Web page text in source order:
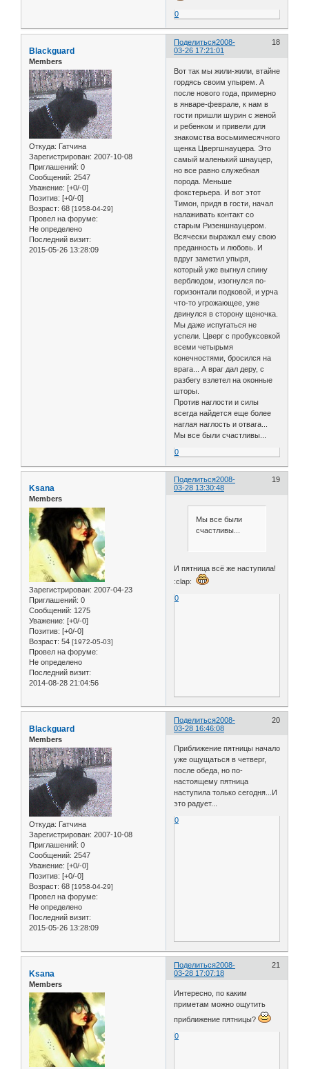
0
Поделиться 18
2008-
03-26 17:21:01
Blackguard
Members
Откуда: Гатчина
Зарегистрирован: 2007-10-08
Приглашений: 0
Сообщений: 2547
Уважение: [+0/-0]
Позитив: [+0/-0]
Возраст: 68 [1958-04-29]
Провел на форуме:
Не определено
Последний визит:
2015-05-26 13:28:09
Вот так мы жили-жили, втайне
гордясь своим упырем. А
после нового года, примерно
в январе-феврале, к нам в
гости пришли шурин с женой
и ребенком и привели для
знакомства восьмимесячного
щенка Цвергшнауцера. Это
самый маленький шнауцер,
но все равно служебная
порода. Меньше
фокстерьера. И вот этот
Тимон, придя в гости, начал
налаживать контакт со
старым Ризеншнауцером.
Всячески выражал ему свою
преданность и любовь. И
вдруг заметил упыря,
который уже выгнул спину
верблюдом, изогнулся по-
горизонтали подковой, и урча
что-то угрожающее, уже
двинулся в сторону щеночка.
Мы даже испугаться не
успели. Цверг с пробуксовкой
всеми четырьмя
конечностями, бросился на
врага... А враг дал деру, с
разбегу взлетел на оконные
шторы.
Против наглости и силы
всегда найдется еще более
наглая наглость и отвага...
Мы все были счастливы...
0
Поделиться 19
2008-
03-28 13:30:48
Ksana
Members
Зарегистрирован: 2007-04-23
Приглашений: 0
Сообщений: 1275
Уважение: [+0/-0]
Позитив: [+0/-0]
Возраст: 54 [1972-05-03]
Провел на форуме:
Не определено
Последний визит:
2014-08-28 21:04:56
Мы все были
счастливы...
И пятница всё же наступила!
:clap:
0
Поделиться 20
2008-
03-28 16:46:08
Blackguard
Members
Откуда: Гатчина
Зарегистрирован: 2007-10-08
Приглашений: 0
Сообщений: 2547
Уважение: [+0/-0]
Позитив: [+0/-0]
Возраст: 68 [1958-04-29]
Провел на форуме:
Не определено
Последний визит:
2015-05-26 13:28:09
Приближение пятницы начало
уже ощущаться в четверг,
после обеда, но по-
настоящему пятница
наступила только сегодня...И
это радует...
0
Поделиться 21
2008-
03-28 17:07:18
Ksana
Members
Интересно, по каким
приметам можно ощутить
приближение пятницы?
0